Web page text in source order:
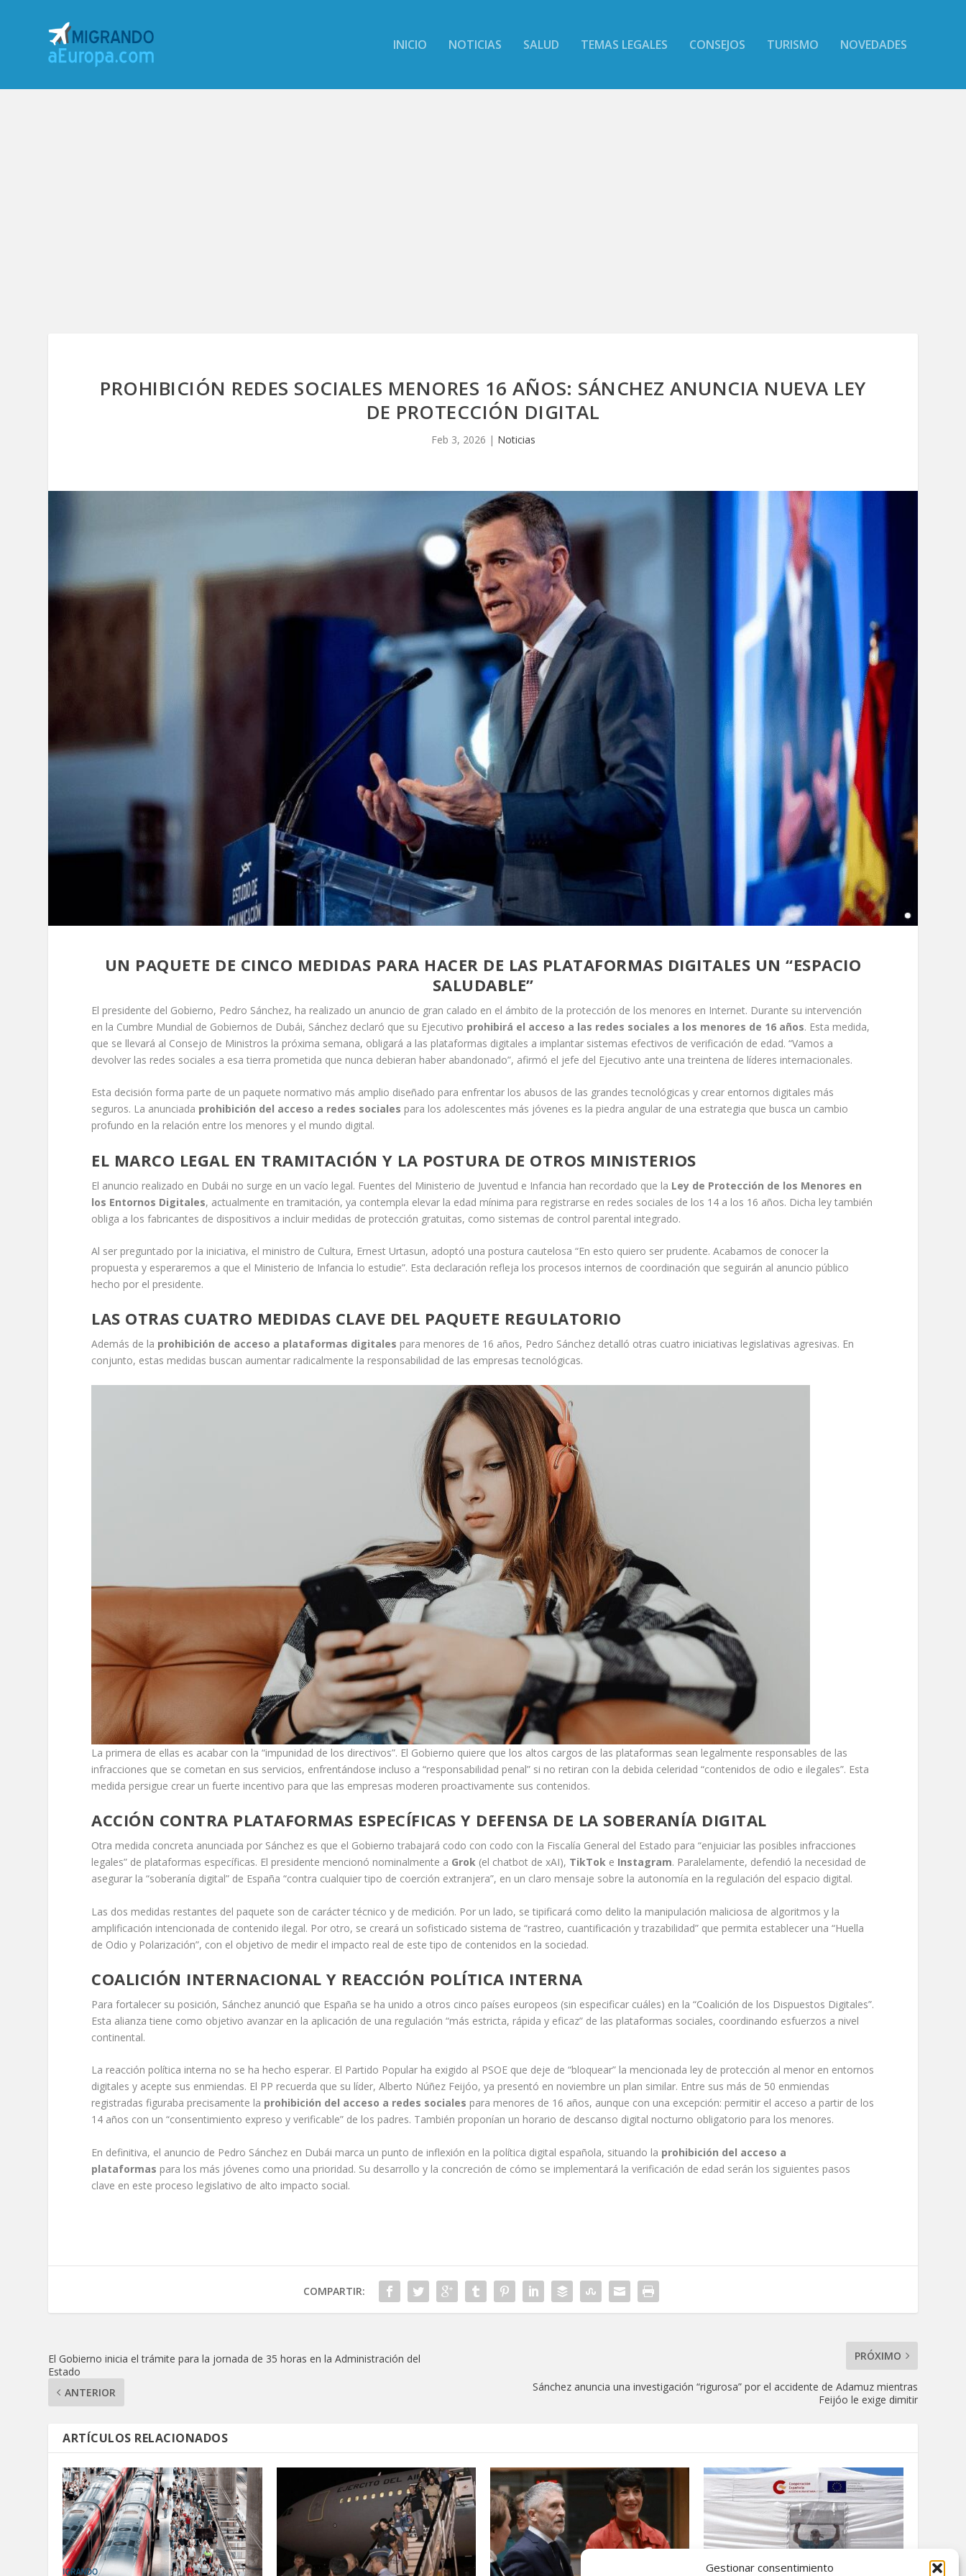
Gestionar consentimiento
INICIO NOTICIAS SALUD TEMAS LEGALES CONSEJOS TURISMO NOVEDADES
PROHIBICIÓN REDES SOCIALES MENORES 16 AÑOS: SÁNCHEZ ANUNCIA NUEVA LEY
DE PROTECCIÓN DIGITAL
Feb 3, 2026 | Noticias
UN PAQUETE DE CINCO MEDIDAS PARA HACER DE LAS PLATAFORMAS DIGITALES UN “ESPACIO
SALUDABLE”
El presidente del Gobierno, Pedro Sánchez, ha realizado un anuncio de gran calado en el ámbito de la protección de los menores en Internet. Durante su intervención
en la Cumbre Mundial de Gobiernos de Dubái, Sánchez declaró que su Ejecutivo prohibirá el acceso a las redes sociales a los menores de 16 años. Esta medida,
que se llevará al Consejo de Ministros la próxima semana, obligará a las plataformas digitales a implantar sistemas efectivos de verificación de edad. “Vamos a
devolver las redes sociales a esa tierra prometida que nunca debieran haber abandonado”, afirmó el jefe del Ejecutivo ante una treintena de líderes internacionales.
Esta decisión forma parte de un paquete normativo más amplio diseñado para enfrentar los abusos de las grandes tecnológicas y crear entornos digitales más
seguros. La anunciada prohibición del acceso a redes sociales para los adolescentes más jóvenes es la piedra angular de una estrategia que busca un cambio
profundo en la relación entre los menores y el mundo digital.
EL MARCO LEGAL EN TRAMITACIÓN Y LA POSTURA DE OTROS MINISTERIOS
El anuncio realizado en Dubái no surge en un vacío legal. Fuentes del Ministerio de Juventud e Infancia han recordado que la Ley de Protección de los Menores en
los Entornos Digitales, actualmente en tramitación, ya contempla elevar la edad mínima para registrarse en redes sociales de los 14 a los 16 años. Dicha ley también
obliga a los fabricantes de dispositivos a incluir medidas de protección gratuitas, como sistemas de control parental integrado.
Al ser preguntado por la iniciativa, el ministro de Cultura, Ernest Urtasun, adoptó una postura cautelosa “En esto quiero ser prudente. Acabamos de conocer la
propuesta y esperaremos a que el Ministerio de Infancia lo estudie”. Esta declaración refleja los procesos internos de coordinación que seguirán al anuncio público
hecho por el presidente.
LAS OTRAS CUATRO MEDIDAS CLAVE DEL PAQUETE REGULATORIO
Además de la prohibición de acceso a plataformas digitales para menores de 16 años, Pedro Sánchez detalló otras cuatro iniciativas legislativas agresivas. En
conjunto, estas medidas buscan aumentar radicalmente la responsabilidad de las empresas tecnológicas.
La primera de ellas es acabar con la “impunidad de los directivos”. El Gobierno quiere que los altos cargos de las plataformas sean legalmente responsables de las
infracciones que se cometan en sus servicios, enfrentándose incluso a “responsabilidad penal” si no retiran con la debida celeridad “contenidos de odio e ilegales”. Esta
medida persigue crear un fuerte incentivo para que las empresas moderen proactivamente sus contenidos.
ACCIÓN CONTRA PLATAFORMAS ESPECÍFICAS Y DEFENSA DE LA SOBERANÍA DIGITAL
Otra medida concreta anunciada por Sánchez es que el Gobierno trabajará codo con codo con la Fiscalía General del Estado para “enjuiciar las posibles infracciones
legales” de plataformas específicas. El presidente mencionó nominalmente a Grok (el chatbot de xAI), TikTok e Instagram. Paralelamente, defendió la necesidad de
asegurar la “soberanía digital” de España “contra cualquier tipo de coerción extranjera”, en un claro mensaje sobre la autonomía en la regulación del espacio digital.
Las dos medidas restantes del paquete son de carácter técnico y de medición. Por un lado, se tipificará como delito la manipulación maliciosa de algoritmos y la
amplificación intencionada de contenido ilegal. Por otro, se creará un sofisticado sistema de “rastreo, cuantificación y trazabilidad” que permita establecer una “Huella
de Odio y Polarización”, con el objetivo de medir el impacto real de este tipo de contenidos en la sociedad.
COALICIÓN INTERNACIONAL Y REACCIÓN POLÍTICA INTERNA
Para fortalecer su posición, Sánchez anunció que España se ha unido a otros cinco países europeos (sin especificar cuáles) en la “Coalición de los Dispuestos Digitales”.
Esta alianza tiene como objetivo avanzar en la aplicación de una regulación “más estricta, rápida y eficaz” de las plataformas sociales, coordinando esfuerzos a nivel
continental.
La reacción política interna no se ha hecho esperar. El Partido Popular ha exigido al PSOE que deje de “bloquear” la mencionada ley de protección al menor en entornos
digitales y acepte sus enmiendas. El PP recuerda que su líder, Alberto Núñez Feijóo, ya presentó en noviembre un plan similar. Entre sus más de 50 enmiendas
registradas figuraba precisamente la prohibición del acceso a redes sociales para menores de 16 años, aunque con una excepción: permitir el acceso a partir de los
14 años con un “consentimiento expreso y verificable” de los padres. También proponían un horario de descanso digital nocturno obligatorio para los menores.
En definitiva, el anuncio de Pedro Sánchez en Dubái marca un punto de inflexión en la política digital española, situando la prohibición del acceso a
plataformas para los más jóvenes como una prioridad. Su desarrollo y la concreción de cómo se implementará la verificación de edad serán los siguientes pasos
clave en este proceso legislativo de alto impacto social.
COMPARTIR:
El Gobierno inicia el trámite para la jornada de 35 horas en la Administración del
Estado
ANTERIOR
PRÓXIMO
Sánchez anuncia una investigación “rigurosa” por el accidente de Adamuz mientras
Feijóo le exige dimitir
ARTÍCULOS RELACIONADOS